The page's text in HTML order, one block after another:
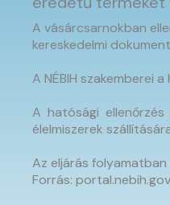
A vásárcsarnokban
kereskedelmi
A NÉBIH szakemberei
A hatósági
élelmiszerek
Az eljárás
Forrás: